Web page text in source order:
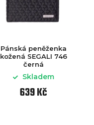
Pánská peněženka
kožená SEGALI 746
černá
Skladem
639 Kč